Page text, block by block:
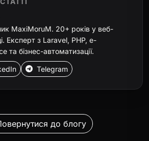
MaxiMoruM. 20+ років у веб-
Експерт з Laravel, PHP, e-
та бізнес-автоматизації.
Telegram
до блогу